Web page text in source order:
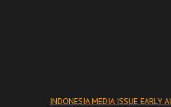
INDONESIA MEDIA ISSUE EARLY